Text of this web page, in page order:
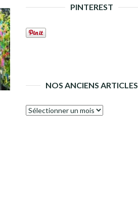
PINTEREST
NOS ANCIENS ARTICLES
Nos